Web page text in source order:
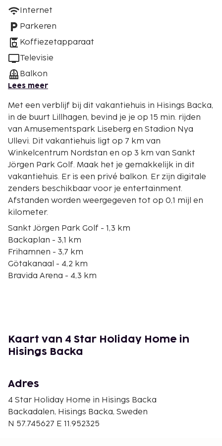
Internet
Parkeren
Koffiezetapparaat
Televisie
Balkon
Lees meer
Met een verblijf bij dit vakantiehuis in Hisings Backa,
in de buurt Lillhagen, bevind je je op 15 min. rijden
van Amusementspark Liseberg en Stadion Nya
Ullevi. Dit vakantiehuis ligt op 7 km van
Winkelcentrum Nordstan en op 3 km van Sankt
Jörgen Park Golf. Maak het je gemakkelijk in dit
vakantiehuis. Er is een privé balkon. Er zijn digitale
zenders beschikbaar voor je entertainment.
Afstanden worden weergegeven tot op 0,1 mijl en
kilometer.
Sankt Jörgen Park Golf - 1,3 km
Backaplan - 3,1 km
Frihamnen - 3,7 km
Götakanaal - 4,2 km
Bravida Arena - 4,3 km
Göteborgsoperan - 5,6 km
Teater Aftonstjarnan - 5,7 km
Maritiman Museum - 5,8 km
Casino Cosmopol Göteborg - 6,1 km
Magasinsgatan - 6,2 km
De dichtsbijzijnde luchthaven is Göteborg (GOT-
Landvetter) - 30,3 km
Kaart van 4 Star Holiday Home in
Hisings Backa
Adres
4 Star Holiday Home in Hisings Backa
Backadalen, Hisings Backa, Sweden
N 57.745627 E 11.952325